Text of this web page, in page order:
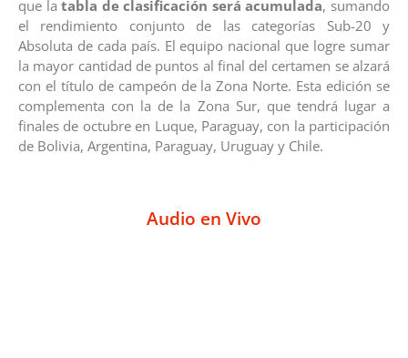
que latabla de clasificación será acumulada, sumando
el rendimiento conjunto de las categorías Sub-20 y
Absoluta de cada país. El equipo nacional que logre sumar
la mayor cantidad de puntos al final del certamen se alzará
con el título de campeón de la Zona Norte. Esta edición se
complementa con la de la Zona Sur, que tendrá lugar a
finales de octubre en Luque, Paraguay, con la participación
de Bolivia, Argentina, Paraguay, Uruguay y Chile.
Audio en Vivo